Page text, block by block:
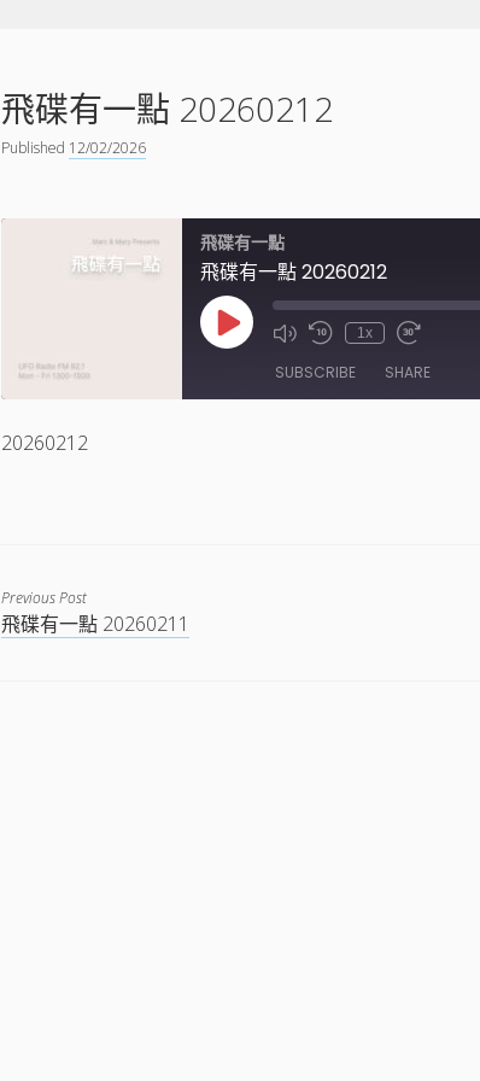
飛碟有一點 20260212
Published 12/02/2026
飛碟有一點
飛碟有一點 20260212
Play
Episode
1x
SUBSCRIBE SHARE
SHARE
20260212
Previous Post
飛碟有一點 20260211